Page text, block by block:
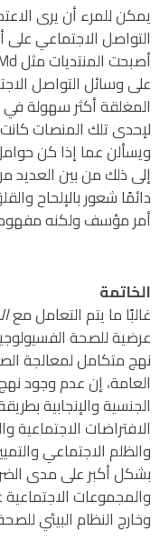
يمكن للمرء أن يرى
التواصل الاجتماعي على
المغلقة أكثر سهولة
لإحدى تلك المنصات
ويسألن عما إذا كن
إلى ذلك من بين العديد
دائمًا شعور بالإلحاح
أمر مؤسف ولكنه
الخاتمة
غالبًا ما يتم التعامل مع
عرضية للصحة
نهج متكامل لمعالجة
العامة، إن عدم وجود
الجنسية والإنجابية
الافتراضات الاجتماعية
والظلم الاجتماعي
بشكل أكبر على مدى
والمجموعات الاجتماعية
وخارج النظام البيئي